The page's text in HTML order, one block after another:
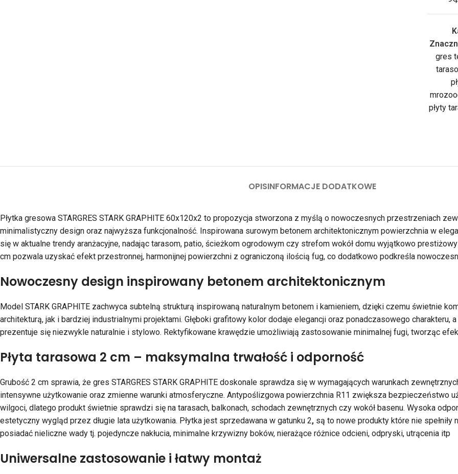
gres
płyty
OPISINFORMACJE DODATKOWE
Płytka gresowa STARGRES STARK GRAPHITE 60x120x2 to propozycja stworzona z myślą o nowoczesnych przestrzeniach
minimalistyczny design oraz najwyższa funkcjonalność. Inspirowana surowym betonem architektonicznym powierzchnia w
się w aktualne trendy aranżacyjne, nadając tarasom, patio, ścieżkom ogrodowym czy strefom wokół domu wyjątkowo
cm pozwala uzyskać efekt przestronnej, harmonijnej powierzchni z ograniczoną ilością fug, co dodatkowo podkreśla
Nowoczesny design inspirowany betonem architektonicznym
Model STARK GRAPHITE zachwyca subtelną strukturą inspirowaną naturalnym betonem i kamieniem, dzięki czemu świetnie
architekturą, jak i bardziej industrialnymi projektami. Głęboki grafitowy kolor dodaje elegancji oraz ponadczasowego charakteru,
prezentuje się niezwykle naturalnie i stylowo. Rektyfikowane krawędzie umożliwiają zastosowanie minimalnej fugi, tworząc
Płyta tarasowa 2 cm – maksymalna trwałość i odporność
Grubość 2 cm sprawia, że gres STARGRES STARK GRAPHITE doskonale sprawdza się w wymagających warunkach
intensywne użytkowanie oraz zmienne warunki atmosferyczne. Antypoślizgowa powierzchnia R11 zwiększa bezpieczeństwo
wilgoci, dlatego produkt świetnie sprawdzi się na tarasach, balkonach, schodach zewnętrznych czy wokół basenu. Wysoka
estetyczny wygląd przez długie lata użytkowania. Płytka jest sprzedawana w gatunku 2, są to nowe produkty które nie
posiadać nieliczne wady tj. pojedyncze nakłucia, minimalne krzywizny boków, nierażące różnice odcieni, odpryski, utrącenia itp
Uniwersalne zastosowanie i łatwy montaż